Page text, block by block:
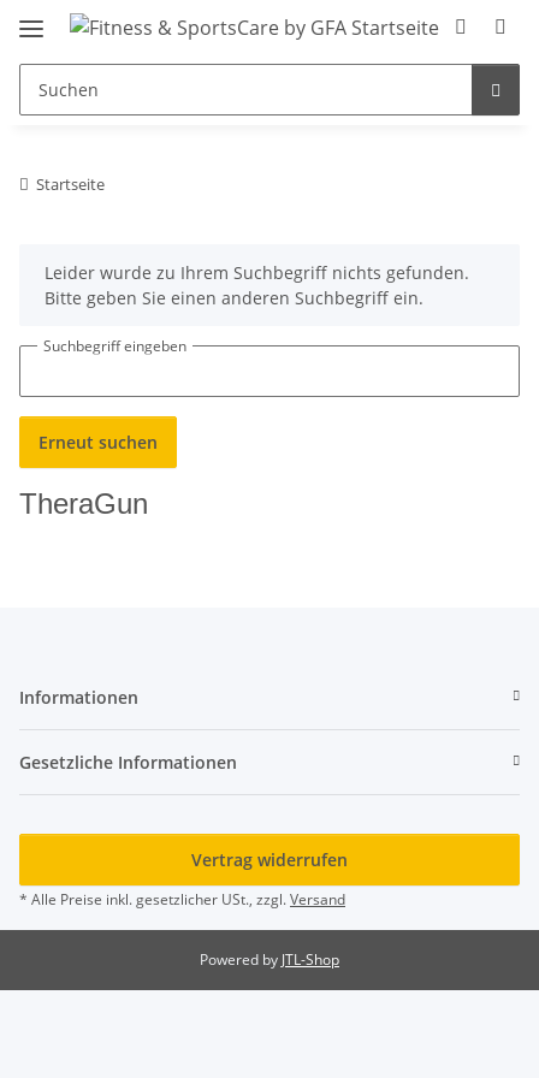
Startseite
xLeider wurde zu Ihrem Suchbegriff nichts gefunden.
Bitte geben Sie einen anderen Suchbegriff ein.
Suchbegriff eingeben
Erneut suchen
TheraGun
Informationen
Gesetzliche Informationen
Vertrag widerrufen
* Alle Preise inkl. gesetzlicher USt., zzgl.Versand
Powered by JTL-Shop